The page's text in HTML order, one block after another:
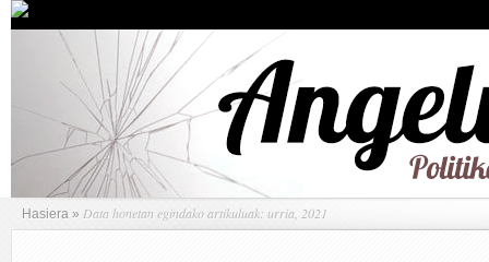
Hasiera » Data honetan egindako artikuluak: urria, 2021